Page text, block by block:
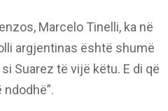
Marcelo Tinelli, ka në
argjentinas është shumë
Suarez të vijë këtu. E di që